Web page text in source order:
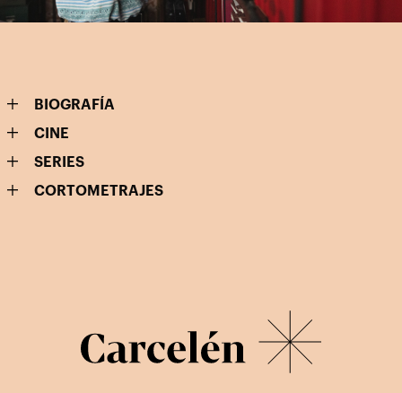
BIOGRAFÍA
CINE
SERIES
CORTOMETRAJES